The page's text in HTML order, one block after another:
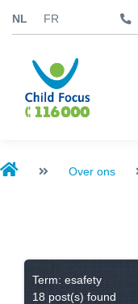
NL FR
Over ons
Term: esafety
18 post(s) found